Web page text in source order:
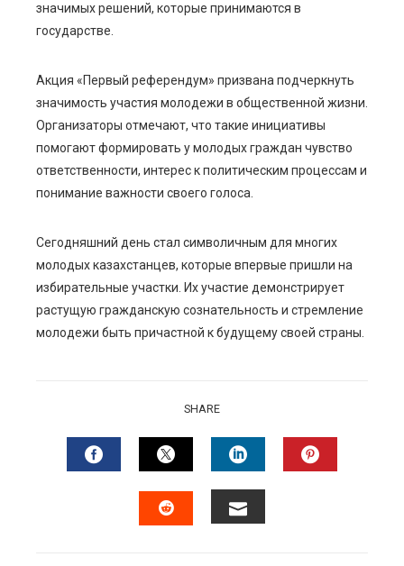
значимых решений, которые принимаются в
государстве.
Акция «Первый референдум» призвана подчеркнуть
значимость участия молодежи в общественной жизни.
Организаторы отмечают, что такие инициативы
помогают формировать у молодых граждан чувство
ответственности, интерес к политическим процессам и
понимание важности своего голоса.
Сегодняшний день стал символичным для многих
молодых казахстанцев, которые впервые пришли на
избирательные участки. Их участие демонстрирует
растущую гражданскую сознательность и стремление
молодежи быть причастной к будущему своей страны.
SHARE
FACEBOOKTWITTERLINKEDIN